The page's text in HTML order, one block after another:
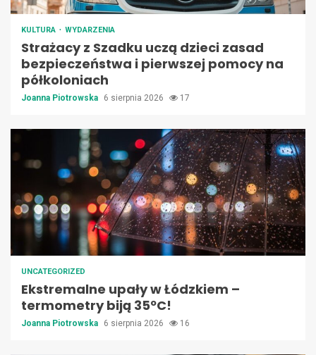
KULTURA WYDARZENIA
Strażacy z Szadku uczą dzieci zasad
bezpieczeństwa i pierwszej pomocy na
półkoloniach
Joanna Piotrowska 6 sierpnia 2026 17
UNCATEGORIZED
Ekstremalne upały w Łódzkiem –
termometry biją 35ºC!
Joanna Piotrowska 6 sierpnia 2026 16